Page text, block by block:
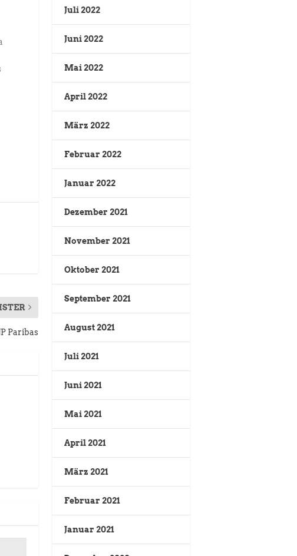
Paribas
Juli 2022
Juni 2022
Mai 2022
April 2022
März 2022
Februar 2022
Januar 2022
Dezember 2021
November 2021
Oktober 2021
September 2021
August 2021
Juli 2021
Juni 2021
Mai 2021
April 2021
März 2021
Februar 2021
Januar 2021